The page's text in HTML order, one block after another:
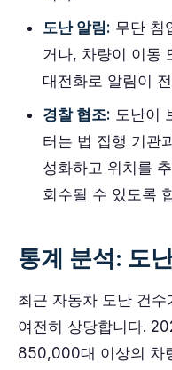
도난 알림: 무단 침
거나, 차량이 이동
대전화로 알림이
경찰 협조: 도난이
터는 법 집행 기관
성화하고 위치를
회수될 수 있도록
통계 분석: 도
최근 자동차 도난 건
여전히 상당합니다.
850,000대 이상의 차